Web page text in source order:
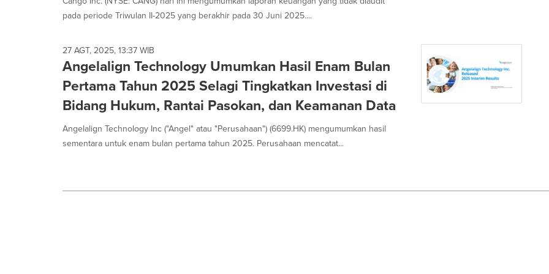
pada periode Triwulan II-2025 yang berakhir pada 30 Juni 2025....
27 AGT, 2025, 13:37 WIB
Angelalign Technology Umumkan Hasil Enam Bulan
Pertama Tahun 2025 Selagi Tingkatkan Investasi di
Bidang Hukum, Rantai Pasokan, dan Keamanan Data
Angelalign Technology Inc ("Angel" atau "Perusahaan") (6699.HK) mengumumkan hasil
sementara untuk enam bulan pertama tahun 2025. Perusahaan mencatat...